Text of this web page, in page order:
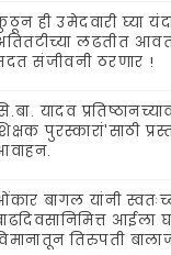
ही उमेदवारी घ्या
लढतीत
संजीवनी ठरणार !
यादव
पुरस्कारां'साठी
बागल यांनी
आईला
तिरुपती